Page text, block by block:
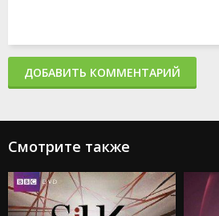
ДОБАВИТЬ КОММЕНТАРИЙ
Смотрите также